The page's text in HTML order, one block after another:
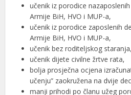
učenik iz porodice
Armije BiH, HVO i MUP-a,
učenik iz porodice zaposlenih
Armije BiH, HVO i MUP-a,
učenik bez roditeljskog staranja,
učenik dijete civilne žrtve rata,
bolja prosječna ocjena
učenju” zaokružena na dvije
manji prihodi po članu užeg